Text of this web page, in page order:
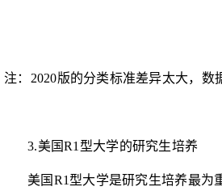
注： 2020版的分类标准差异太大，数
3.美国R1 型大学的研究生培养
美国 R1 型大学是研究生培养最为